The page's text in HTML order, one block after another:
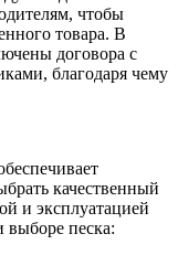
чтобы
товара. В
договора с
благодаря чему
качественный
и эксплуатацией
песка: